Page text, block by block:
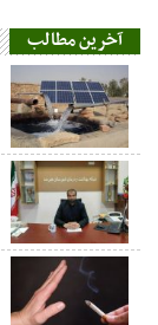
آخرین مطالب